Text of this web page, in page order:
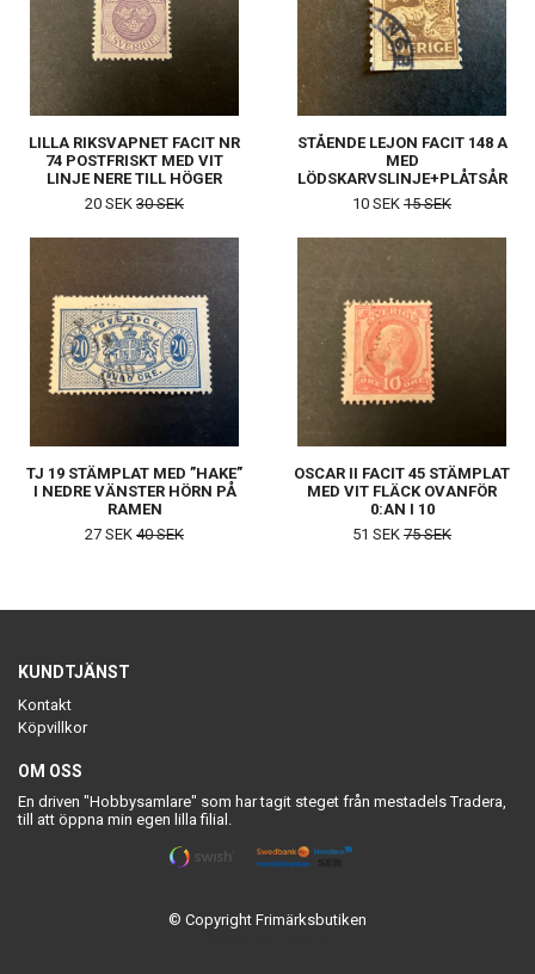
LILLA RIKSVAPNET FACIT NR
74 POSTFRISKT MED VIT
LINJE NERE TILL HÖGER
20 SEK 30 SEK
STÅENDE LEJON FACIT 148 A
MED
LÖDSKARVSLINJE+PLÅTSÅR
10 SEK 15 SEK
TJ 19 STÄMPLAT MED ”HAKE”
I NEDRE VÄNSTER HÖRN PÅ
RAMEN
27 SEK 40 SEK
OSCAR II FACIT 45 STÄMPLAT
MED VIT FLÄCK OVANFÖR
0:AN I 10
51 SEK 75 SEK
KUNDTJÄNST
Kontakt
Köpvillkor
OM OSS
En driven "Hobbysamlare" som har tagit steget från mestadels Tradera,
till att öppna min egen lilla filial.
© Copyright Frimärksbutiken